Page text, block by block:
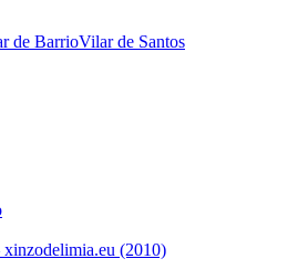
de BarrioVilar de Santos
(2010)